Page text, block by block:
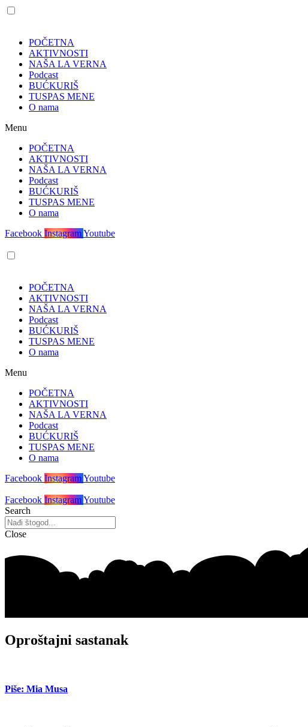
POČETNA
AKTIVNOSTI
NAŠA LA VERNA
Podcast
BUĆKURIŠ
TUSPAS MENE
O nama
Menu
POČETNA
AKTIVNOSTI
NAŠA LA VERNA
Podcast
BUĆKURIŠ
TUSPAS MENE
O nama
Facebook InstagramYoutube
POČETNA
AKTIVNOSTI
NAŠA LA VERNA
Podcast
BUĆKURIŠ
TUSPAS MENE
O nama
Menu
POČETNA
AKTIVNOSTI
NAŠA LA VERNA
Podcast
BUĆKURIŠ
TUSPAS MENE
O nama
Facebook InstagramYoutube
Facebook InstagramYoutube
Search
Close
Oproštajni sastanak
Piše: Mia Musa